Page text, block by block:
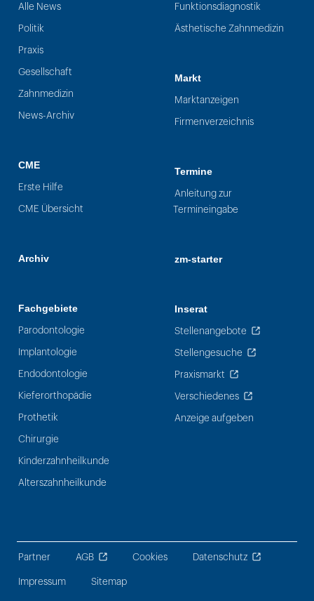
Alle News
Politik
Praxis
Gesellschaft
Zahnmedizin
News-Archiv
CME
Erste Hilfe
CME Übersicht
Archiv
Fachgebiete
Parodontologie
Implantologie
Endodontologie
Kieferorthopädie
Prothetik
Chirurgie
Kinderzahnheilkunde
Alterszahnheilkunde
Funktionsdiagnostik
Ästhetische Zahnmedizin
Markt
Marktanzeigen
Firmenverzeichnis
Termine
Anleitung zur
Termineingabe
zm-starter
Inserat
Stellenangebote
Stellengesuche
Praxismarkt
Verschiedenes
Anzeige aufgeben
Partner AGB Cookies Datenschutz
Impressum Sitemap